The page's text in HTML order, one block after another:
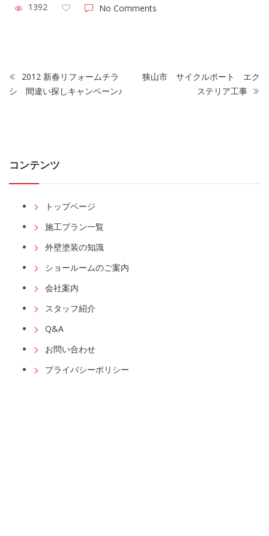
1392 No Comments
2012 新春リフォームチラ
シ 間違い探しキャンペーン♪
狭山市 サイクルポート エク
ステリア工事
コンテンツ
トップページ
施工プラン一覧
外壁塗装の知識
ショールームのご案内
会社案内
スタッフ紹介
Q&A
お問い合わせ
プライバシーポリシー